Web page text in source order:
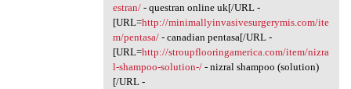
estran/- questran online uk[/URL -
[URL=http://minimallyinvasivesurgerymis.com/ite
m/pentasa/- canadian pentasa[/URL -
[URL=http://stroupflooringamerica.com/item/nizra
l-shampoo-solution-/- nizral shampoo (solution)
[/URL -